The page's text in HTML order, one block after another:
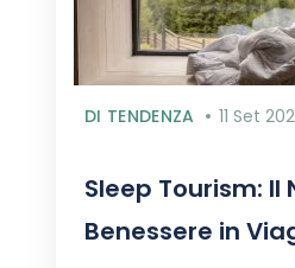
DI TENDENZA 11 Set
Sleep Tourism: Il
Benessere in